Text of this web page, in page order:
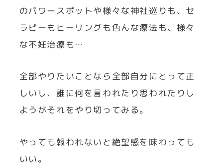
のパワースポットや様々な神社巡りも、セ
ラピーもヒーリングも色んな療法も、様々
な不妊治療も…
全部やりたいことなら全部自分にとって正
しいし、誰に何を言われたり思われたりし
ようがそれをやり切ってみる。
やっても報われないと絶望感を味わっても
いい。